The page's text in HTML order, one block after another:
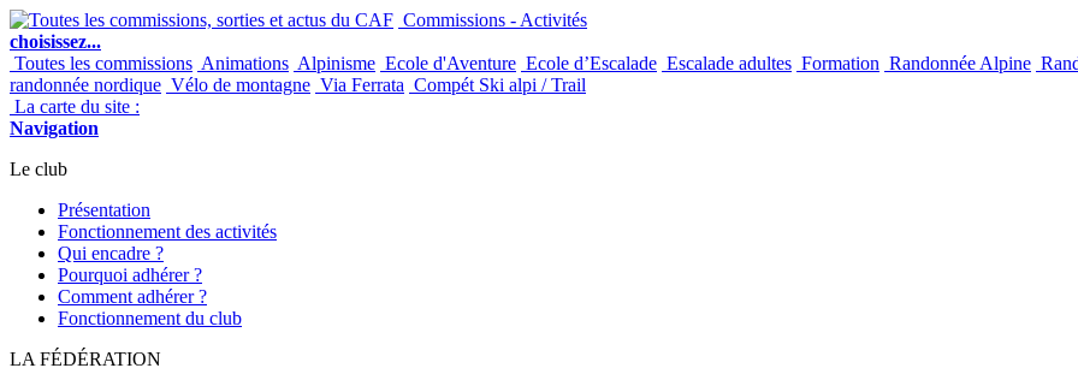
Commissions - Activités
choisissez...
Toutes les commissions Animations Alpinisme Ecole d'Aventure Ecole d’Escalade Escalade adultes Formation Randonnée Alpine
randonnée nordique Vélo de montagne Via Ferrata Compét Ski alpi / Trail
La carte du site :
Navigation
Le club
Présentation
Fonctionnement des activités
Qui encadre ?
Pourquoi adhérer ?
Comment adhérer ?
Fonctionnement du club
LA FÉDÉRATION